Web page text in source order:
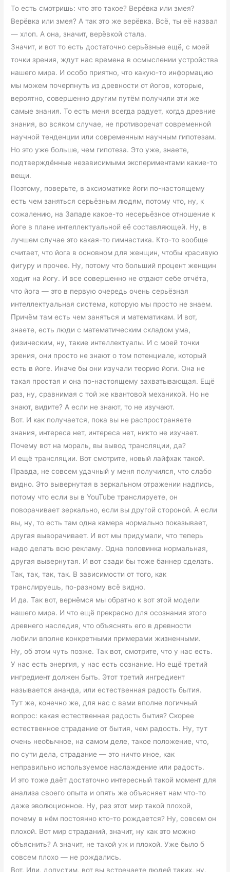
То есть смотришь: что это такое? Верёвка или змея?
Верёвка или змея? А так это же верёвка. Всё, ты её назвал
— хлоп. А она, значит, верёвкой стала.
Значит, и вот то есть достаточно серьёзные ещё, с моей
точки зрения, ждут нас времена в осмыслении устройства
нашего мира. И особо приятно, что какую-то информацию
мы можем почерпнуть из древности от йогов, которые,
вероятно, совершенно другим путём получили эти же
самые знания. То есть меня всегда радует, когда древние
знания, во всяком случае, не противоречат современной
научной тенденции или современным научным гипотезам.
Но это уже больше, чем гипотеза. Это уже, знаете,
подтверждённые независимыми экспериментами какие-то
вещи.
Поэтому, поверьте, в аксиоматике йоги по-настоящему
есть чем заняться серьёзным людям, потому что, ну, к
сожалению, на Западе какое-то несерьёзное отношение к
йоге в плане интеллектуальной её составляющей. Ну, в
лучшем случае это какая-то гимнастика. Кто-то вообще
считает, что йога в основном для женщин, чтобы красивую
фигуру и прочее. Ну, потому что больший процент женщин
ходит на йогу. И все совершенно не отдают себе отчёта,
что йога — это в первую очередь очень серьёзная
интеллектуальная система, которую мы просто не знаем.
Причём там есть чем заняться и математикам. И вот,
знаете, есть люди с математическим складом ума,
физическим, ну, такие интеллектуалы. И с моей точки
зрения, они просто не знают о том потенциале, который
есть в йоге. Иначе бы они изучали теорию йоги. Она не
такая простая и она по-настоящему захватывающая. Ещё
раз, ну, сравнимая с той же квантовой механикой. Но не
знают, видите? А если не знают, то не изучают.
Вот. И как получается, пока вы не распространяете
знания, интереса нет, интереса нет, никто не изучает.
Почему вот на мораль, вы вывод трансляции, да?
И ещё трансляции. Вот смотрите, новый лайфхак такой.
Правда, не совсем удачный у меня получился, что слабо
видно. Это вывернутая в зеркальном отражении надпись,
потому что если вы в YouTube транслируете, он
поворачивает зеркально, если вы другой стороной. А если
вы, ну, то есть там одна камера нормально показывает,
другая выворачивает. И вот мы придумали, что теперь
надо делать всю рекламу. Одна половинка нормальная,
другая вывернутая. И вот сзади бы тоже баннер сделать.
Так, так, так, так. В зависимости от того, как
транслируешь, по-разному всё видно.
И да. Так вот, вернёмся мы обратно к вот этой модели
нашего мира. И что ещё прекрасно для осознания этого
древнего наследия, что объяснять его в древности
любили вполне конкретными примерами жизненными.
Ну, об этом чуть позже. Так вот, смотрите, что у нас есть.
У нас есть энергия, у нас есть сознание. Но ещё третий
ингредиент должен быть. Этот третий ингредиент
называется ананда, или естественная радость бытия.
Тут же, конечно же, для нас с вами вполне логичный
вопрос: какая естественная радость бытия? Скорее
естественное страдание от бытия, чем радость. Ну, тут
очень необычное, на самом деле, такое положение, что,
по сути дела, страдание — это ничто иное, как
неправильно используемое наслаждение или радость.
И это тоже даёт достаточно интересный такой момент для
анализа своего опыта и опять же объясняет нам что-то
даже эволюционное. Ну, раз этот мир такой плохой,
почему в нём постоянно кто-то рождается? Ну, совсем он
плохой. Вот мир страданий, значит, ну как это можно
объяснить? А значит, не такой уж и плохой. Уже было б
совсем плохо — не рождались.
Вот. Или, допустим, вот вы встречаете людей таких, ну,